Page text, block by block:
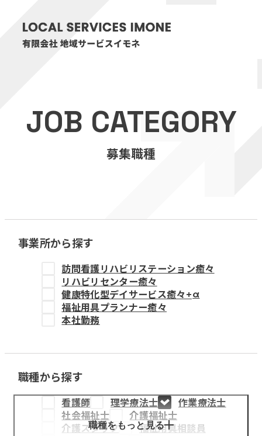
医療・介護事業
訪問看護リハビリステーション癒々
福祉用具プランナー癒々
教育事業
姫路中央こども園
姫路中央保育園
採用情報
医療・介護事業
募集職種
JOB CATEGORY
募集職種
事業所から探す
訪問看護リハビリステーション癒々
リハビリセンター癒々
健康特化型デイサービス癒々+α
福祉用具プランナー癒々
本社勤務
職種から探す
看護師 理学療法士
作業療法士
社会福祉士
介護福祉士
介護スタッフ
福祉用具相談員
職種をもっと見る